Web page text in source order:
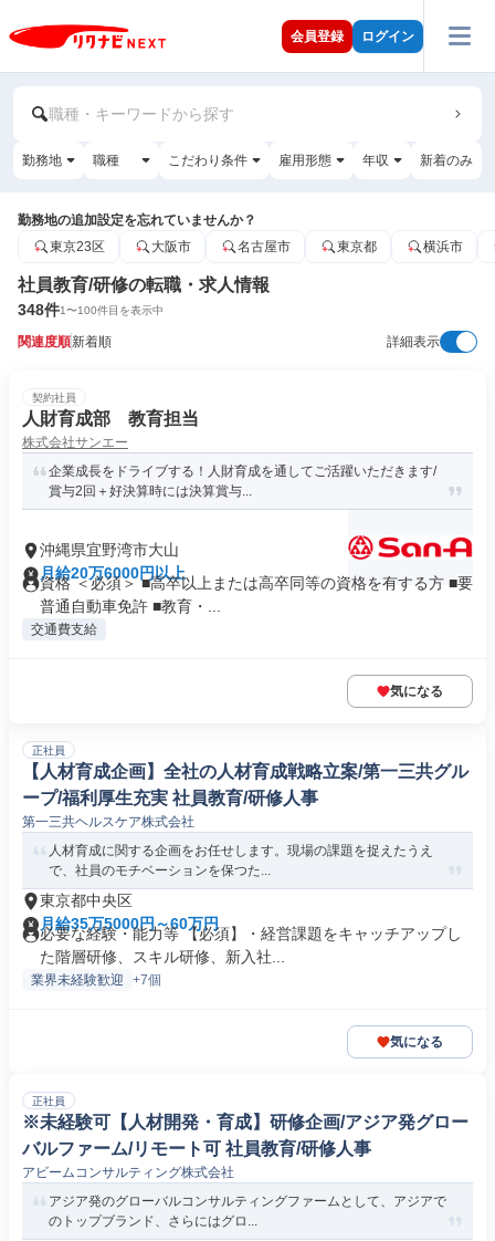
会員登録 ログイン
職種・キーワードから探す
勤務地 職種 こだわり条件 雇用形態 年収 新着のみ
勤務地の追加設定を忘れていませんか？
東京23区
大阪市 名古屋市 東京都 横浜市
社員教育/研修の転職・求人情報
348件1〜100件目を表示中
関連度順新着順 詳細表示
契約社員
人財育成部 教育担当
株式会社サンエー
企業成長をドライブする！人財育成を通してご活躍いただきます/
賞与2回＋好決算時には決算賞与...
沖縄県宜野湾市大山
月給20万6000円以上
資格 ＜必須＞ ■高卒以上または高卒同等の資格を有する方 ■要
普通自動車免許 ■教育・...
交通費支給
気になる
正社員
【人材育成企画】全社の人材育成戦略立案/第一三共グル
ープ/福利厚生充実 社員教育/研修人事
第一三共ヘルスケア株式会社
人材育成に関する企画をお任せします。現場の課題を捉えたうえ
で、社員のモチベーションを保つた...
東京都中央区
月給35万5000円～60万円
必要な経験・能力等 【必須】・経営課題をキャッチアップし
た階層研修、スキル研修、新入社...
業界未経験歓迎 +7個
気になる
正社員
※未経験可【人材開発・育成】研修企画/アジア発グロー
バルファーム/リモート可 社員教育/研修人事
アビームコンサルティング株式会社
アジア発のグローバルコンサルティングファームとして、アジアで
のトップブランド、さらにはグロ...